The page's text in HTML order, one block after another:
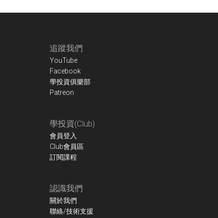
追蹤我們
YouTube
Facebook
學投資俱樂部
Patreon
學投資(Club)
會員登入
Club會員區
訂閱課程
認識我們
關於我們
聯絡/技術支援